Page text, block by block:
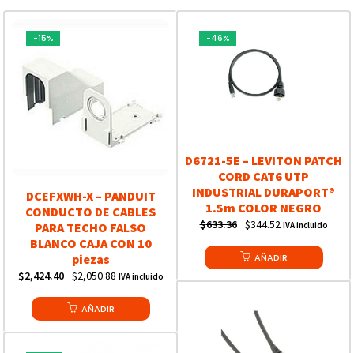
-15%
DCEFXWH-X – PANDUIT
CONDUCTO DE CABLES
PARA TECHO FALSO
BLANCO CAJA CON 10
piezas
$2,424.40 Original
was:
$2,050.88Current
IVA incluido
AÑADIR
-46%
D6721-5E – LEVITON PATCH
CORD CAT6 UTP
INDUSTRIAL DURAPORT®
1.5m COLOR NEGRO
$633.36 Original
was:
$344.52Current
is:
IVA incluido
AÑADIR